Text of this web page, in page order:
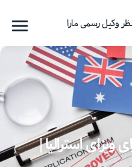
وکیل رسمی مارا
استرالیا |